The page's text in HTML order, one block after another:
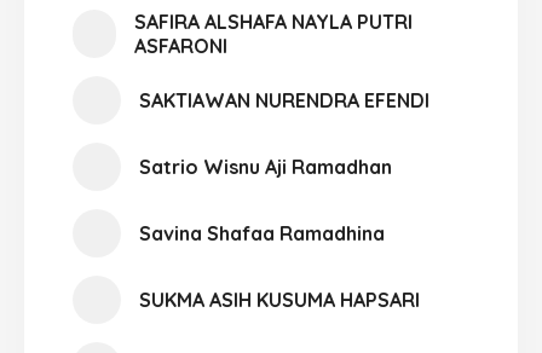
SAFIRA ALSHAFA NAYLA PUTRI
ASFARONI
SAKTIAWAN NURENDRA EFENDI
Satrio Wisnu Aji Ramadhan
Savina Shafaa Ramadhina
SUKMA ASIH KUSUMA HAPSARI